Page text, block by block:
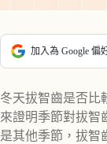
加入為 Google 偏
冬天拔智齒是否比
來證明季節對拔智
是其他季節，拔智